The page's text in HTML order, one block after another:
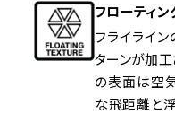
フローティン
フライライ
ターンが加工
の表面は空
な飛距離と